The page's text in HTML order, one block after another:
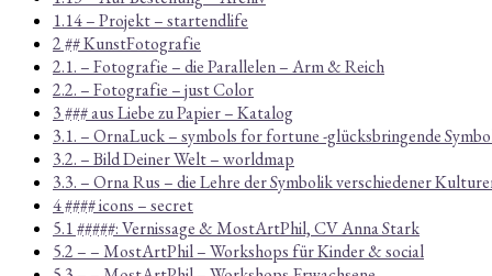
1.14 – Projekt – startendlife
2 ## KunstFotografie
2.1. – Fotografie – die Parallelen – Arm & Reich
2.2. – Fotografie – just Color
3 ### aus Liebe zu Papier – Katalog
3.1. – OrnaLuck – symbols for fortune -glücksbringende
3.2. – Bild Deiner Welt – worldmap
3.3. – Orna Rus – die Lehre der Symbolik verschiedener
4 #### icons – secret
5.1 #####: Vernissage & MostArtPhil, CV Anna Stark
5.2 – – MostArtPhil – Workshops für Kinder & social